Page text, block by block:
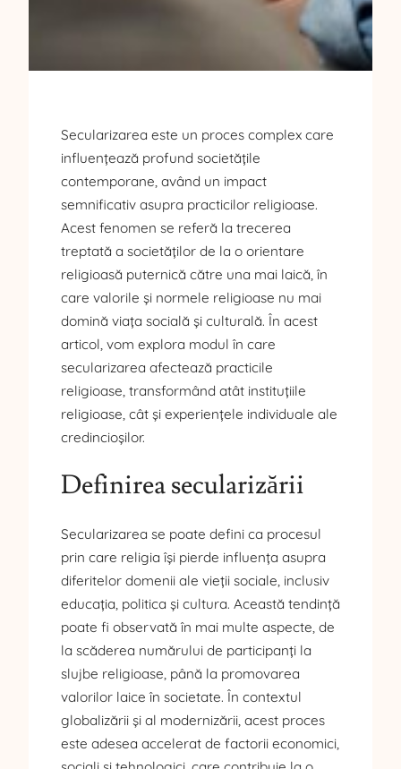
Secularizarea este un proces complex care
influențează profund societățile
contemporane, având un impact
semnificativ asupra practicilor religioase.
Acest fenomen se referă la trecerea
treptată a societăților de la o orientare
religioasă puternică către una mai laică, în
care valorile și normele religioase nu mai
domină viața socială și culturală. În acest
articol, vom explora modul în care
secularizarea afectează practicile
religioase, transformând atât instituțiile
religioase, cât și experiențele individuale ale
credincioșilor.
Definirea secularizării
Secularizarea se poate defini ca procesul
prin care religia își pierde influența asupra
diferitelor domenii ale vieții sociale, inclusiv
educația, politica și cultura. Această tendință
poate fi observată în mai multe aspecte, de
la scăderea numărului de participanți la
slujbe religioase, până la promovarea
valorilor laice în societate. În contextul
globalizării și al modernizării, acest proces
este adesea accelerat de factorii economici,